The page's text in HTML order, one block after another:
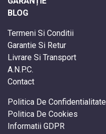
BLOG
Termeni Si Conditii
Garantie Si Retur
Livrare Si Transport
A.N.P.C.
Contact
Politica De Confidentialitate
Politica De Cookies
Informatii GDPR